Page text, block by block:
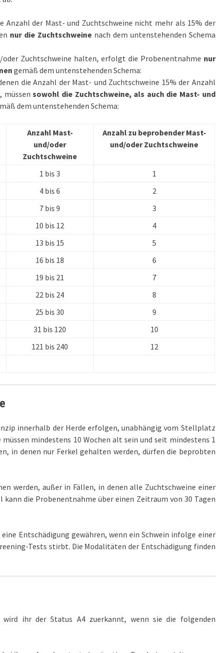
Anzahl der Mast- und Zuchtschweine nicht mehr als 15% der
nur die Zuchtschweinenach dem untenstehenden Schema
oder Zuchtschweine halten, erfolgt die Probenentnahme nur
gemäß dem untenstehenden Schema:
die Anzahl der Mast- und Zuchtschweine 15% der Anzahl
müssen sowohl die Zuchtschweine, als auch die Mast- und
dem untenstehenden Schema:
Anzahl Mast-
und/oder
Zuchtschweine
Anzahl zu beprobender Mast-
und/oder Zuchtschweine
1 bis 3
1
4 bis 6
2
7 bis 9
3
10 bis 12
4
13 bis 15
5
16 bis 18
6
19 bis 21
7
22 bis 24
8
25 bis 30
9
31 bis 120
10
121 bis 240
12
innerhalb der Herde erfolgen, unabhängig vom Stellplatz
mindestens 10 Wochen alt sein und seit mindestens 1
in denen nur Ferkel gehalten werden, dürfen die beprobten
werden, außer in Fällen, in denen alle Zuchtschweine einer
kann die Probenentnahme über einen Zeitraum von 30 Tagen
Entschädigung gewähren, wenn ein Schwein infolge einer
Tests stirbt. Die Modalitäten der Entschädigung finden
wird ihr der Status A4 zuerkannt, wenn sie die folgenden